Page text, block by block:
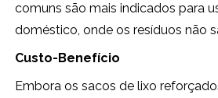
comuns são mais indicados para
doméstico, onde os resíduos não
Custo-Benefício
Embora os sacos de lixo